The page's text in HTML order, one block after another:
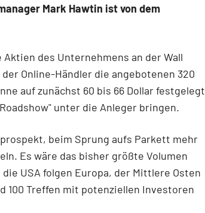
Mark Hawtin ist von dem
des Unternehmens an der Wall
Online-Händler die angebotenen 320
auf zunächst 60 bis 66 Dollar festgelegt
unter die Anleger bringen.
beim Sprung aufs Parkett mehr
Es wäre das bisher größte Volumen
USA folgen Europa, der Mittlere Osten
100 Treffen mit potenziellen Investoren